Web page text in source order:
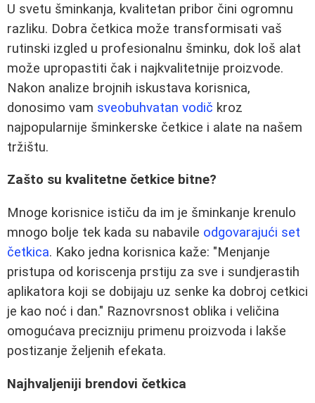
U svetu šminkanja, kvalitetan pribor čini ogromnu
razliku. Dobra četkica može transformisati vaš
rutinski izgled u profesionalnu šminku, dok loš alat
može upropastiti čak i najkvalitetnije proizvode.
Nakon analize brojnih iskustava korisnica,
donosimo vam sveobuhvatan vodič kroz
najpopularnije šminkerske četkice i alate na našem
tržištu.
Zašto su kvalitetne četkice bitne?
Mnoge korisnice ističu da im je šminkanje krenulo
mnogo bolje tek kada su nabavile odgovarajući set
četkica. Kako jedna korisnica kaže: "Menjanje
pristupa od koriscenja prstiju za sve i sundjerastih
aplikatora koji se dobijaju uz senke ka dobroj cetkici
je kao noć i dan." Raznovrsnost oblika i veličina
omogućava precizniju primenu proizvoda i lakše
postizanje željenih efekata.
Najhvaljeniji brendovi četkica